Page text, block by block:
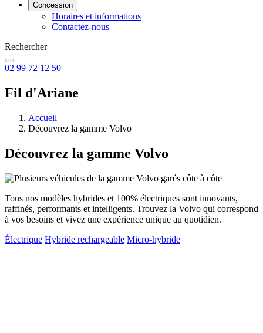
Concession
Horaires et informations
Contactez-nous
Rechercher
02 99 72 12 50
Fil d'Ariane
Accueil
Découvrez la gamme Volvo
Découvrez la gamme Volvo
Tous nos modèles hybrides et 100% électriques sont innovants,
raffinés, performants et intelligents. Trouvez la Volvo qui correspond
à vos besoins et vivez une expérience unique au quotidien.
Électrique Hybride rechargeable Micro-hybride